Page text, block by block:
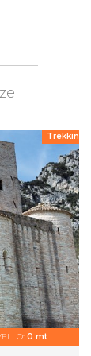
Trekking
0 mt